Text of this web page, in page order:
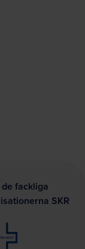
fackliga
SKR